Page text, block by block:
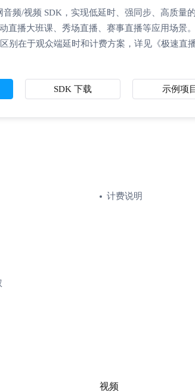
频/视频 SDK，实现低延时、强同步、高质量
直播大班课、秀场直播、赛事直播等应用场景
别在于观众端延时和计费方案，详见《极速直
SDK 下载 示例项目
计费说明
视频